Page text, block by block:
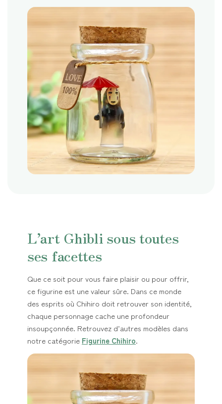
L’art Ghibli sous toutes
ses facettes
Que ce soit pour vous faire plaisir ou pour offrir,
ce figurine est une valeur sûre. Dans ce monde
des esprits où Chihiro doit retrouver son identité,
chaque personnage cache une profondeur
insoupçonnée. Retrouvez d’autres modèles dans
notre catégorie Figurine Chihiro.